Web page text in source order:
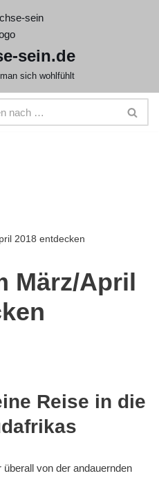
sein.de
sich wohlfühlt
2018 entdecken
März/April
Reise in die
von der andauernden